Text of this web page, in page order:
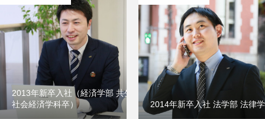
2013年新卒入社（経済学部 共生
社会経済学科卒）
2014年新卒入社 法学部 法律